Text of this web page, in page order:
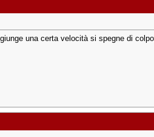
una certa velocità si spegne di